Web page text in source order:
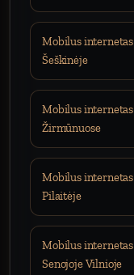
Mobilus internetas
Šeškinėje
Mobilus internetas
Žirmūnuose
Mobilus internetas
Pilaitėje
Mobilus internetas
Senojoje Vilnioje